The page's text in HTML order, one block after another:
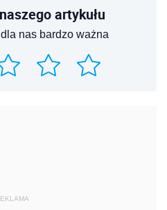
artykułu
nas bardzo ważna